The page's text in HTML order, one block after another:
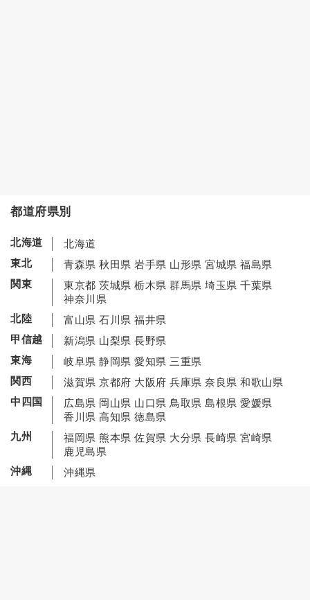
都道府県別
北海道
北海道
東北
青森県 秋田県 岩手県 山形県 宮城県 福島県
関東
東京都 茨城県 栃木県 群馬県 埼玉県 千葉県
神奈川県
北陸
富山県 石川県 福井県
甲信越
新潟県 山梨県 長野県
東海
岐阜県 静岡県 愛知県 三重県
関西
滋賀県 京都府 大阪府 兵庫県 奈良県 和歌山県
中四国
広島県 岡山県 山口県 鳥取県 島根県 愛媛県
香川県 高知県 徳島県
九州
福岡県 熊本県 佐賀県 大分県 長崎県 宮崎県
鹿児島県
沖縄
沖縄県